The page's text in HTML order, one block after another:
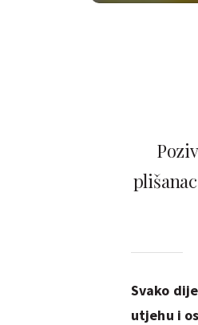
Svako
utjehu i